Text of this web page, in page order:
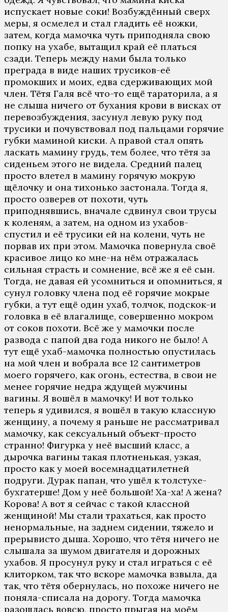
испускает новые соки! Возбуждённый сверх
меры, я осмелел и стал гладить её ножки,
затем, когда мамочка чуть приподняла свою
попку на ухабе, вытащил край её платься
сзади. Теперь между нами была только
преграда в виде наших трусиков-её
промокших и моих, едва сдерживающих мой
член. Тётя Галя всё что-то ещё тараторила, а я
не слыша ничего от бухания крови в висках от
перевозбуждения, засунул левую руку под
трусики и почувствовал под пальцами горячие
губки маминой киски. А правой стал опять
ласкать мамину грудь, тем более, что тётя за
сиденьем этого не видела. Средний палец
просто влетел в мамину горячую мокрую
щёлочку и она тихонько застонала. Тогда я,
просто озверев от похоти, чуть
приподнявшись, вначале сдвинул свои трусы
к коленям, а затем, на одном из ухабов-
спустил и её трусики ей на колени, чуть не
порвав их при этом. Мамочка повернула своё
красивое лицо ко мне-на нём отражалась
сильная страсть и сомнение, всё же я её сын.
Тогда, не давая ей усомниться и опомниться, я
сунул головку члена под её горячие мокрые
губки, а тут ещё один ухаб, толчок, подскок-и
головка в её влагалище, совершенно мокром
от соков похоти. Всё же у мамочки после
развода с папой два года никого не было! А
тут ещё ухаб-мамочка полностью опустилась
на мой член и вобрала все 12 сантиметров
моего горячего, как огонь, естества, в свои не
менее горячие недра ждущей мужчины
вагины. Я вошёл в мамочку! И вот только
теперь я удивился, я вошёл в такую классную
женщину, а почему я раньше не рассматривал
мамочку, как сексуальный объект-просто
странно! Фигурка у неё высший класс, а
дырочка вагины такая плотненькая, узкая,
просто как у моей восемнадцатилетней
подруги. Дурак папан, что ушёл к толстухе-
бухгатерше! Дом у неё большой! Ха-ха! А жена?
Корова! А вот я сейчас с такой классной
женщиной! Мы стали трахаться, как просто
ненормальные, на заднем сидении, тяжело и
прерывисто дыша. Хорошо, что тётя ничего не
слышала за шумом двигателя и дорожных
ухабов. Я просунул руку и стал играться с её
клиторком, так что вскоре мамочка взвыла, да
так, что тётя обернулась, но похоже ничего не
поняла-списала на дорогу. Тогда мамочка
разошлась вовсю, просто прыгая на моём